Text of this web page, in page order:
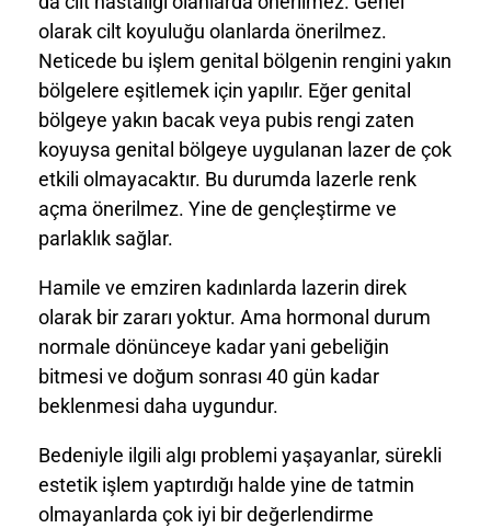
olarak cilt koyuluğu olanlarda önerilmez.
Neticede bu işlem genital bölgenin rengini yakın
bölgelere eşitlemek için yapılır. Eğer genital
bölgeye yakın bacak veya pubis rengi zaten
koyuysa genital bölgeye uygulanan lazer de çok
etkili olmayacaktır. Bu durumda lazerle renk
açma önerilmez. Yine de gençleştirme ve
parlaklık sağlar.
Hamile ve emziren kadınlarda lazerin direk
olarak bir zararı yoktur. Ama hormonal durum
normale dönünceye kadar yani gebeliğin
bitmesi ve doğum sonrası 40 gün kadar
beklenmesi daha uygundur.
Bedeniyle ilgili algı problemi yaşayanlar, sürekli
estetik işlem yaptırdığı halde yine de tatmin
olmayanlarda çok iyi bir değerlendirme